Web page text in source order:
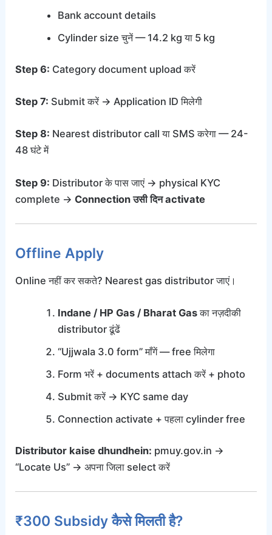
Bank account details
Cylinder size चुनें — 14.2 kg या 5 kg
Step 6: Category document upload करें
Step 7: Submit करें → Application ID मिलेगी
Step 8: Nearest distributor call या SMS करेगा — 24-
48 घंटे में
Step 9: Distributor के पास जाएं → physical KYC
complete →Connection उसी दिन activate
Offline Apply
Online नहीं कर सकते? Nearest gas distributor जाएं।
Indane / HP Gas / Bharat Gasका नज़दीकी
distributor ढूंढें
“Ujjwala 3.0 form” माँगें — free मिलेगा
Form भरें + documents attach करें + photo
Submit करें → KYC same day
Connection activate + पहला cylinder free
Distributor kaise dhundhein: pmuy.gov.in →
“Locate Us” → अपना जिला select करें
₹300 Subsidy कैसे मिलती है?